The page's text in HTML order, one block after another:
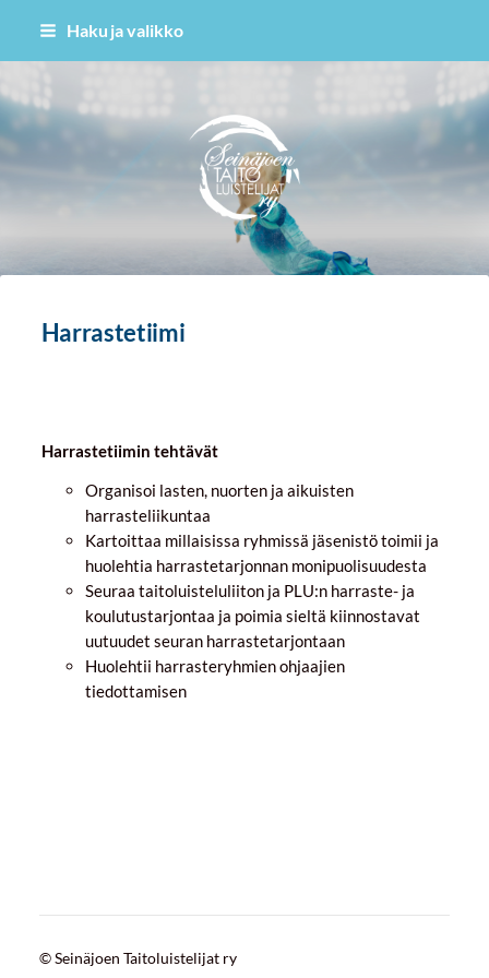
Siirry
Haku ja valikko
Seinäjoen Taitoluistelijat ry
Harrastetiimi
Harrastetiimin tehtävät
Organisoi lasten, nuorten ja aikuisten
harrasteliikuntaa
Kartoittaa millaisissa ryhmissä jäsenistö toimii ja
huolehtia harrastetarjonnan monipuolisuudesta
Seuraa taitoluisteluliiton ja PLU:n harraste- ja
koulutustarjontaa ja poimia sieltä kiinnostavat
uutuudet seuran harrastetarjontaan
Huolehtii harrasteryhmien ohjaajien
tiedottamisen
©Seinäjoen Taitoluistelijat ry